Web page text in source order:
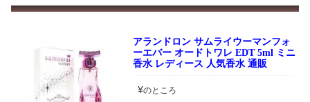
アランドロン サムライウーマンフォ
ーエバー オードトワレ EDT 5ml ミニ
香水 レディース 人気香水 通販
¥のところ